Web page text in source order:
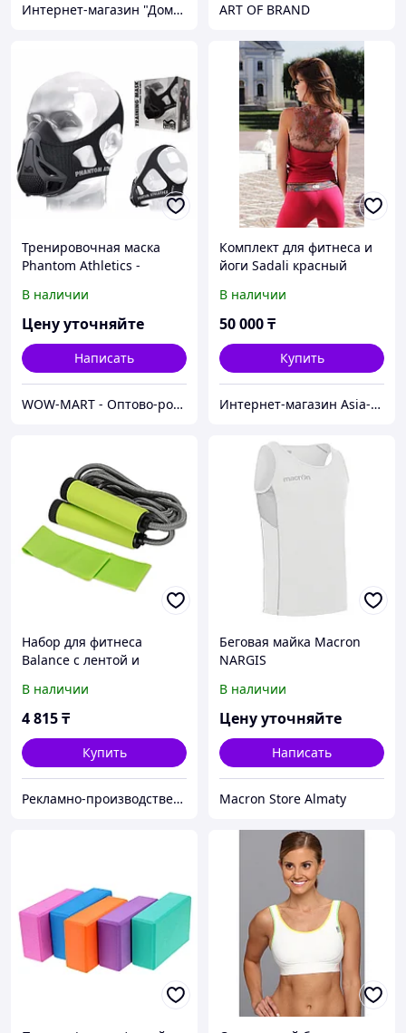
Интернет-магазин "Домашний Уют" ART OF BRAND
Тренировочная маска
Phantom Athletics -
В наличии
Цену уточняйте
Написать
WOW-MART - Оптово-розничный Склад - товары на заказ до двери
Комплект для фитнеса и
йоги Sadali красный
В наличии
50 000₸
Купить
Интернет-магазин Asia-Discovery
Набор для фитнеса
Balance с лентой и
яблоко
В наличии
4 815₸
Купить
Рекламно-производственная компания «2Ymedia»
Беговая майка Macron
NARGIS
В наличии
Цену уточняйте
Написать
Macron Store Almaty